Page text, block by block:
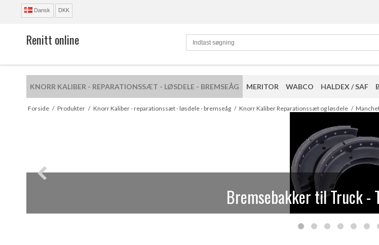
Dansk DKK
Renitt online
KNORR KALIBER - REPARATIONSSÆT - LØSDELE - BREMSEÅG MERITOR WABCO HALDEX / SAF
Forside / Produkter / Knorr Kaliber - reparationssæt - løsdele - bremseåg / Knorr Kaliber Reparationssæt og løsdele /
Bremsebakker til Truck -
Reparationssæt og løsdele